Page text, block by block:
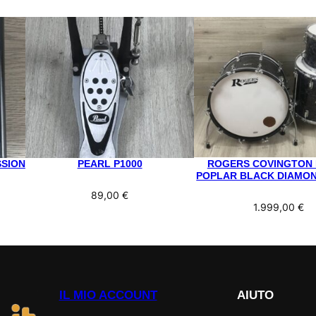
PEARL P1000
89,00€
ROGERS COVINGTON
POPLAR BLACK
1.999,00 €
IL MIO ACCOUNT AIUTO